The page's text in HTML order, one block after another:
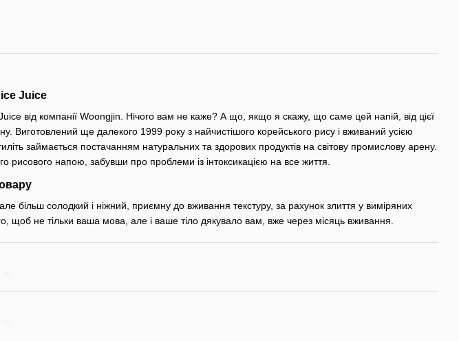
Juice
від компанії Woongjin. Нічого вам не каже? А що, якщо я скажу, що саме цей напій, від цієї
ще далекого 1999 року з найчистішого корейського рису і вживаний усією
займається постачанням натуральних та здорових продуктів на світову промислову арену.
напою, забувши про проблеми із інтоксикацією на все життя.
солодкий і ніжний, приємну до вживання текстуру, за рахунок злиття у виміряних
щоб не тільки ваша мова, але і ваше тіло дякувало вам, вже через місяць вживання.